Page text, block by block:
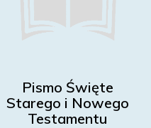
Pismo Święte
Starego i Nowego
Testamentu